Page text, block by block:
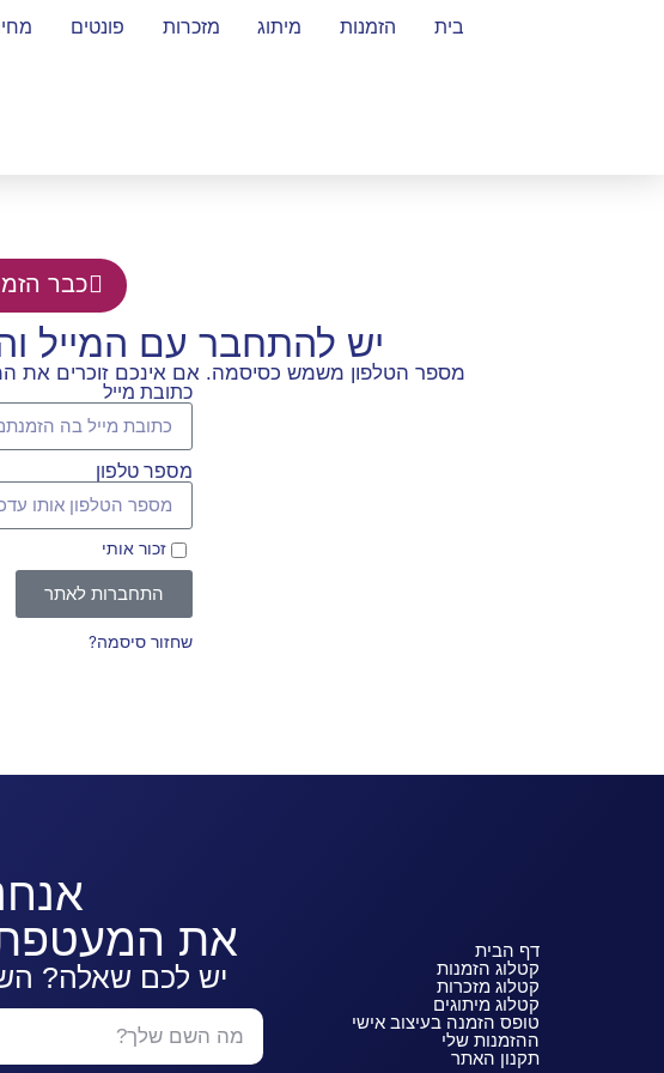
בית הזמנות מיתוג מזכרות פונטים
כבר
יש להתחבר עם המייל
מספר הטלפון משמש כסיסמה. אם אינכם זוכרים את
כתובת מייל
מספר טלפון
זכור אותי
התחברות לאתר
שחזור סיסמה?
דף הבית
קטלוג הזמנות
קטלוג מזכרות
קטלוג מיתוגים
טופס הזמנה בעיצוב אישי
ההזמנות שלי
תקנון האתר
את
יש לכם שאלה?